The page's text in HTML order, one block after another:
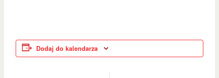
Dodaj do kalendarza